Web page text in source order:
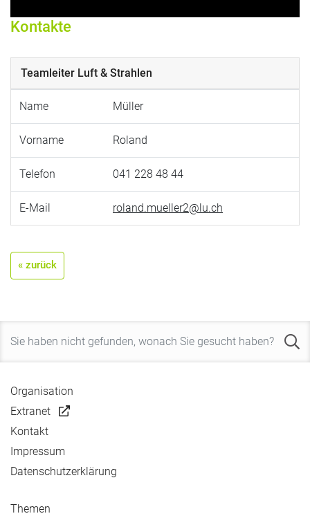
Kontakte
Teamleiter Luft & Strahlen
Name Müller
Vorname Roland
Telefon 041 228 48 44
E-Mail roland.mueller2@lu.ch
« zurück
Organisation
Extranet
Kontakt
Impressum
Datenschutzerklärung
Themen